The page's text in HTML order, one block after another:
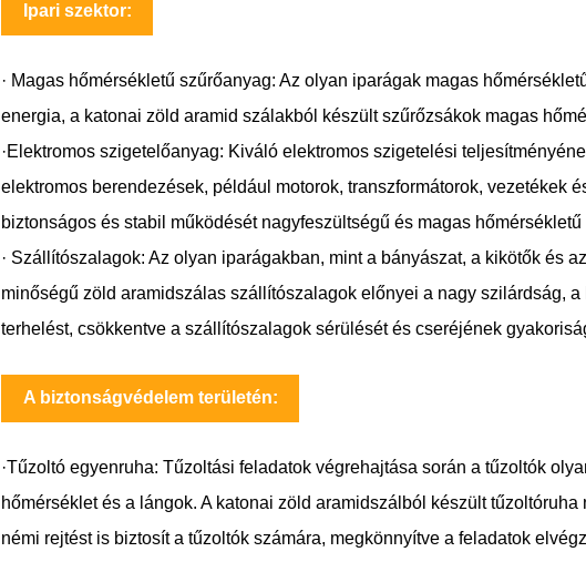
Ipari szektor:
· Magas hőmérsékletű szűrőanyag: Az olyan iparágak magas
energia, a katonai zöld aramid szálakból készült szűrőzsákok magas
·Elektromos szigetelőanyag: Kiváló elektromos szigetelési
elektromos berendezések, például motorok, transzformátorok, vezetékek
biztonságos és stabil működését nagyfeszültségű és magas hőmérsékletű
· Szállítószalagok: Az olyan iparágakban, mint a bányászat, a kikötők és
minőségű zöld aramidszálas szállítószalagok előnyei a nagy szilárdság,
terhelést, csökkentve a szállítószalagok sérülését és cseréjének
A biztonságvédelem területén:
·Tűzoltó egyenruha: Tűzoltási feladatok végrehajtása során a tűzoltók
hőmérséklet és a lángok. A katonai zöld aramidszálból készült
némi rejtést is biztosít a tűzoltók számára, megkönnyítve a feladatok